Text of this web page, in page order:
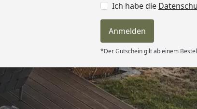
Ich habe die
Anmelden
*Der Gutschein gilt ab einem
Versand